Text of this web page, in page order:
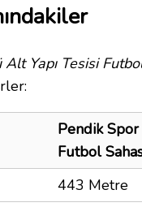
Yapı Tesisi
Pendik
Futbol
443 Metre